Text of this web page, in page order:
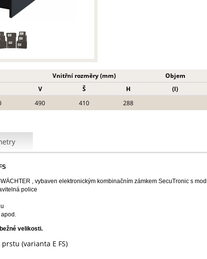
Vnitřní rozměry (mm) Objem
V Š H (l)
490 410 288
, vybaven elektronickým kombinačním zámkem SecuTronic s
police
velikosti.
(varianta E FS)